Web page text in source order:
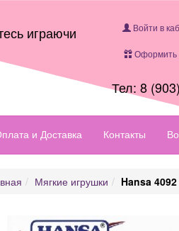
играючи Войти в
Оформить
Тел: 8
и Доставка Контакты
Мягкие игрушки Hansa